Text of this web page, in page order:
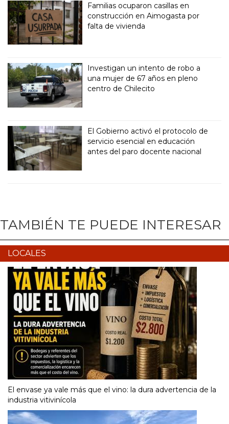
Familias ocuparon casillas en
construcción en Aimogasta por
falta de vivienda
Investigan un intento de robo a
una mujer de 67 años en pleno
centro de Chilecito
El Gobierno activó el protocolo de
servicio esencial en educación
antes del paro docente nacional
TAMBIÉN TE PUEDE INTERESAR
LOCALES
El envase ya vale más que el vino: la dura advertencia de la
industria vitivinícola